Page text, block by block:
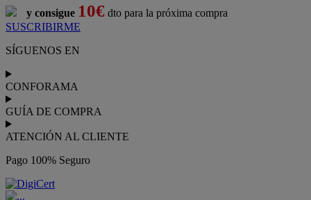
y consigue 10€ dto para la próxima compra
SUSCRIBIRME
SÍGUENOS EN
CONFORAMA
GUÍA DE COMPRA
ATENCIÓN AL CLIENTE
Pago 100% Seguro